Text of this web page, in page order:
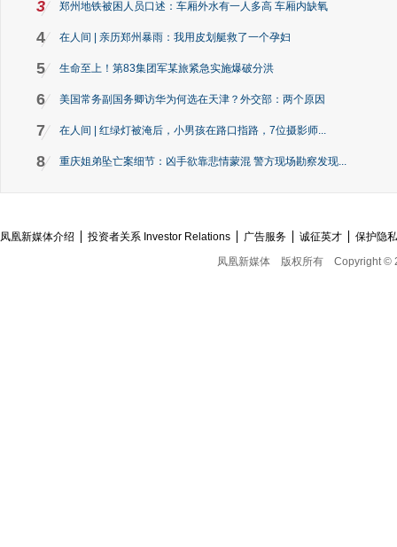
3 郑州地铁被困人员口述：车厢外水有一人多高 车厢内缺氧
4 在人间 | 亲历郑州暴雨：我用皮划艇救了一个孕妇
5 生命至上！第83集团军某旅紧急实施爆破分洪
6 美国常务副国务卿访华为何选在天津？外交部：两个原因
7 在人间 | 红绿灯被淹后，小男孩在路口指路，7位摄影师...
8 重庆姐弟坠亡案细节：凶手欲靠悲情蒙混 警方现场勘察发现...
凤凰新媒体介绍 投资者关系 Investor Relations 广告服务 诚征英才
保护隐
凤凰新媒体
版权所有 Copyright ©